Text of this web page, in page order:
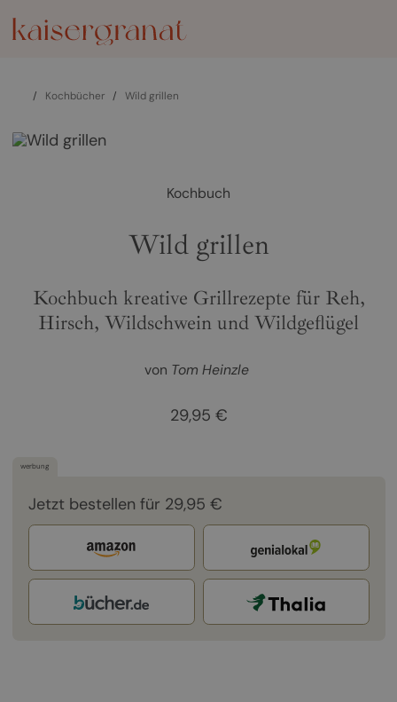
/ Kochbücher / Wild grillen
Kochbuch
Wild grillen
Kochbuch kreative Grillrezepte für Reh,
Hirsch, Wildschwein und Wildgeflügel
von Tom Heinzle
29,95 €
werbung
Jetzt bestellen für 29,95 €